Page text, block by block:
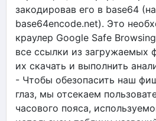
закодировав его в base64
base64encode.net). Это
краулер Google Safe
все ссылки из загружаемых
их скачать и выполнить
- Чтобы обезопасить наш
глаз, мы отсекаем
часового пояса,